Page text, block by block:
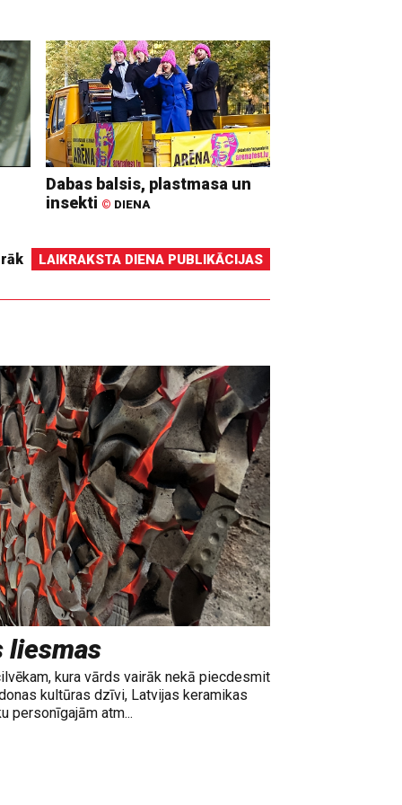
Dabas balsis, plastmasa un
insekti © DIENA
LAIKRAKSTA DIENA PUBLIKĀCIJAS
liesmas
kura vārds vairāk nekā piecdesmit
kultūras dzīvi, Latvijas keramikas
personīgajām atm...